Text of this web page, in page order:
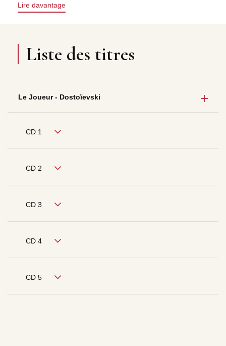
Lire davantage
Liste des titres
Le Joueur - Dostoïevski
CD 1
CD 2
CD 3
CD 4
CD 5